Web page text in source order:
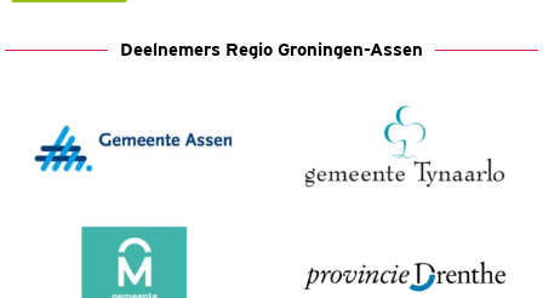
Deelnemers Regio Groningen-Assen